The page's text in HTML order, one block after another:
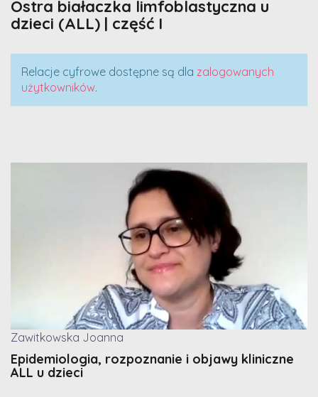
Ostra białaczka limfoblastyczna u
dzieci (ALL) | część I
Relacje cyfrowe dostępne są dla zalogowanych
użytkowników.
Zawitkowska Joanna
Epidemiologia, rozpoznanie i objawy kliniczne
ALL u dzieci